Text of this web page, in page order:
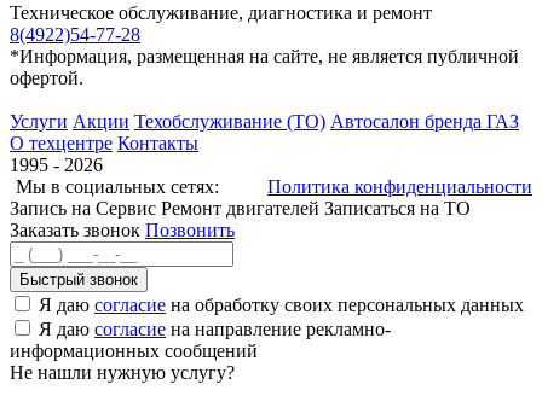
Техническое обслуживание, диагностика и ремонт
8(4922)54-77-28
*Информация, размещенная на сайте, не является публичной
офертой.
Услуги Акции Техобслуживание (ТО) Автосалон бренда ГАЗ
О техцентре Контакты
1995 - 2026
Мы в социальных сетях:
Политика конфиденциальности
Запись на Сервис Ремонт двигателей Записаться на ТО
Заказать звонок Позвонить
Быстрый звонок
Я даю согласие на обработку своих персональных данных
Я даю согласие на направление рекламно-
информационных сообщений
Не нашли нужную услугу?